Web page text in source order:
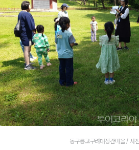
동구릉고구려대장간마을 / 사